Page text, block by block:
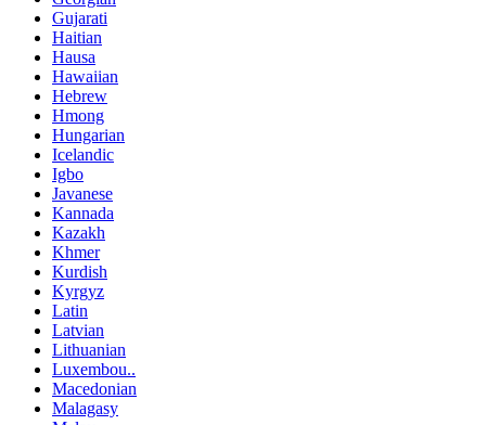
Gujarati
Haitian
Hausa
Hawaiian
Hebrew
Hmong
Hungarian
Icelandic
Igbo
Javanese
Kannada
Kazakh
Khmer
Kurdish
Kyrgyz
Latin
Latvian
Lithuanian
Luxembou..
Macedonian
Malagasy